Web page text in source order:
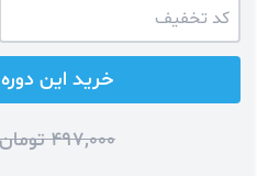
خرید این دوره
497,000 تومان